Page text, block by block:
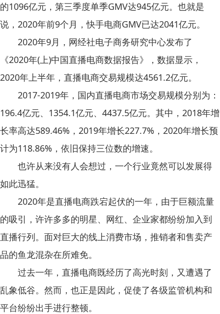
的1096亿元，第三季度单季GMV达945亿元。也就是
说，2020年前9个月，快手电商GMV已达2041亿元。
2020年9月，网经社电子商务研究中心发布了
《2020年(上)中国直播电商数据报告》，数据显示，
2020年上半年，直播电商交易规模达4561.2亿元。
2017-2019年，国内直播电商市场交易规模分别为：
196.4亿元、1354.1亿元、4437.5亿元。其中，2018年增
长率高达589.46%，2019年增长227.7%，2020年增长预
计为118.86%，依旧保持三位数的增速。
也许从来没有人会想过，一个行业竟然可以发展得
如此迅猛。
2020年是直播电商跌宕起伏的一年，由于巨额流量
的吸引，许许多多的明星、网红、企业家都纷纷加入到
直播行列。面对巨大的线上消费市场，推销者和售卖产
品的鱼龙混杂在所难免。
过去一年，直播电商既经历了高光时刻，又遭遇了
乱象低谷。然而，也正是因此，促使了各级监管机构和
平台纷纷出手进行整顿。